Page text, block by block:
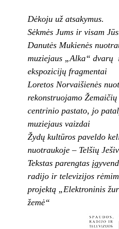
Dėkoju už atsakymus.
Sėkmės Jums ir visam
Danutės Mukienės
muziejaus „Alka“
ekspozicijų fragmentai
Loretos Norvaišienės
rekonstruojamo
centrinio pastato, jo
muziejaus vaizdai
Žydų kultūros paveldo
nuotraukoje – Telšių
Tekstas parengtas
radijo ir televizijos
projektą „Elektroninis
žemė“